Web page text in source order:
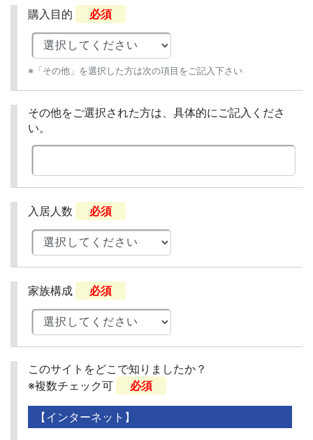
購入目的 必須
※「その他」を選択した方は次の項目をご記入下さい
その他をご選択された方は、具体的にご記入くださ
い。
入居人数 必須
家族構成 必須
このサイトをどこで知りましたか？
※複数チェック可
必須
【インターネット】